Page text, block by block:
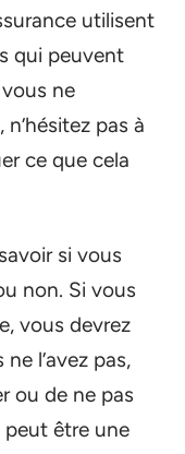
utilisent
qui peuvent
ne
pas à
ce que cela
si vous
non. Si vous
vous devrez
l’avez pas,
ou de ne pas
peut être une